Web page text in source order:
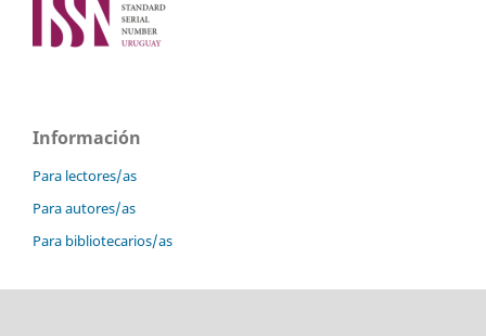
Información
Para lectores/as
Para autores/as
Para bibliotecarios/as